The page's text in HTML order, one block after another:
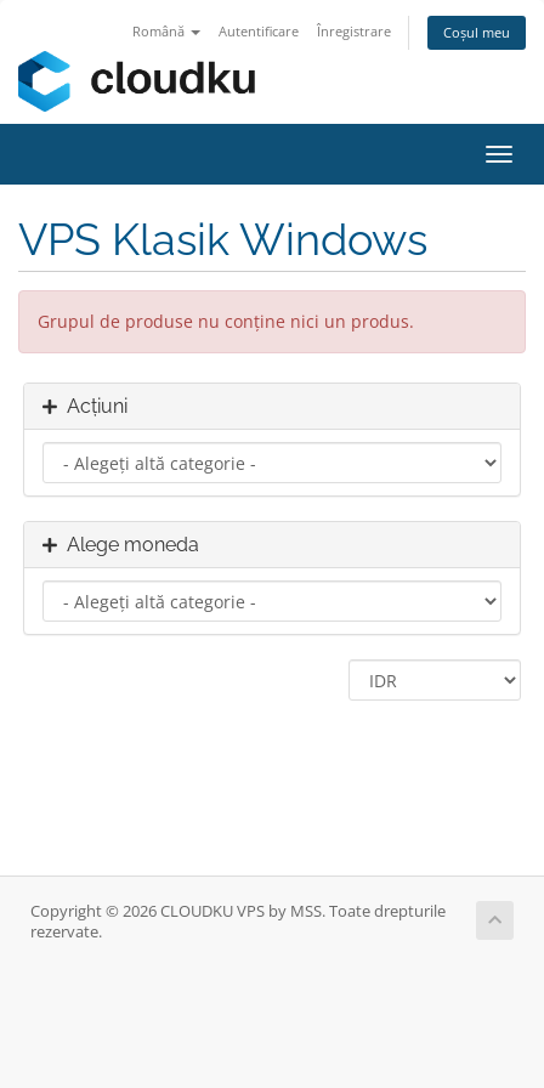
Română Autentificare Înregistrare Coșul meu
VPS Klasik Windows
Grupul de produse nu conține nici un produs.
Acțiuni
Alege moneda
Copyright © 2026 CLOUDKU VPS by MSS. Toate drepturile
rezervate.